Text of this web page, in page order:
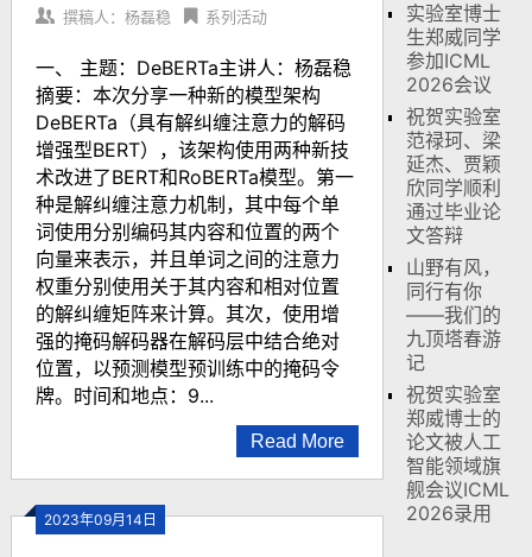
撰稿人：杨磊稳 系列活动
一、 主题：DeBERTa主讲人：杨磊稳
摘要：本次分享一种新的模型架构
DeBERTa（具有解纠缠注意力的解码
增强型BERT），该架构使用两种新技
术改进了BERT和RoBERTa模型。第一
种是解纠缠注意力机制，其中每个单
词使用分别编码其内容和位置的两个
向量来表示，并且单词之间的注意力
权重分别使用关于其内容和相对位置
的解纠缠矩阵来计算。其次，使用增
强的掩码解码器在解码层中结合绝对
位置，以预测模型预训练中的掩码令
牌。时间和地点：9...
Read More
2023年09月14日
实验室博士
生郑威同学
参加ICML
2026会议
祝贺实验室
范禄珂、梁
延杰、贾颖
欣同学顺利
通过毕业论
文答辩
山野有风，
同行有你
——我们的
九顶塔春游
记
祝贺实验室
郑威博士的
论文被人工
智能领域旗
舰会议ICML
2026录用